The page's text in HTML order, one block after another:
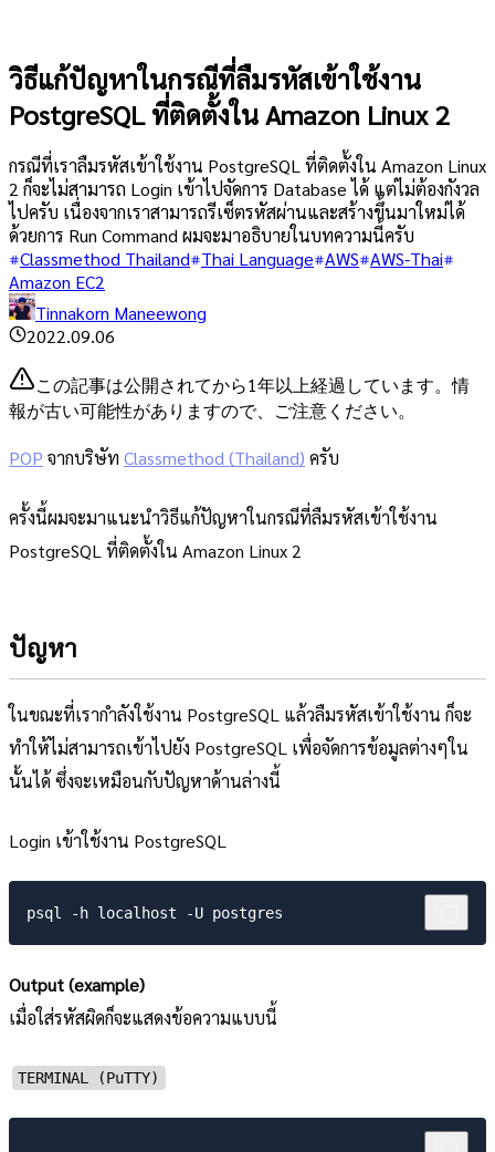
วิธีแก้ปัญหาในกรณีที่ลืมรหัสเข้าใช้งาน
PostgreSQL ที่ติดตั้งใน Amazon Linux 2
กรณีที่เราลืมรหัสเข้าใช้งาน PostgreSQL ที่ติดตั้งใน Amazon Linux
2 ก็จะไม่สามารถ Login เข้าไปจัดการ Database ได้ แต่ไม่ต้องกังวล
ไปครับ เนื่องจากเราสามารถรีเซ็ตรหัสผ่านและสร้างขึ้นมาใหม่ได้
ด้วยการ Run Command ผมจะมาอธิบายในบทความนี้ครับ
Classmethod Thailand Thai Language AWS AWS-Thai
Amazon EC2
Tinnakorn Maneewong
2022.09.06
この記事は公開されてから1年以上経過しています。情
報が古い可能性がありますので、ご注意ください。
POP จากบริษัท Classmethod (Thailand) ครับ
ครั้งนี้ผมจะมาแนะนำวิธีแก้ปัญหาในกรณีที่ลืมรหัสเข้าใช้งาน
PostgreSQL ที่ติดตั้งใน Amazon Linux 2
ปัญหา
ในขณะที่เรากำลังใช้งาน PostgreSQL แล้วลืมรหัสเข้าใช้งาน ก็จะ
ทำให้ไม่สามารถเข้าไปยัง PostgreSQL เพื่อจัดการข้อมูลต่างๆใน
นั้นได้ ซึ่งจะเหมือนกับปัญหาด้านล่างนี้
Login เข้าใช้งาน PostgreSQL
Output (example)
เมื่อใส่รหัสผิดก็จะแสดงข้อความแบบนี้
TERMINAL (PuTTY)